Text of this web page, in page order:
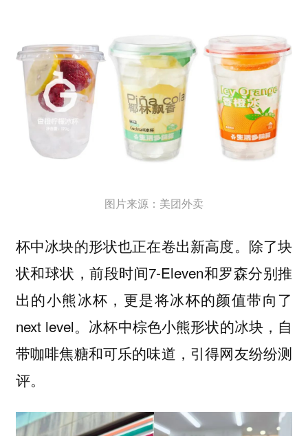
图片来源：美团外卖
杯中冰块的形状也正在卷出新高度。除了块
状和球状，前段时间7-Eleven和罗森分别推
出的小熊冰杯，更是将冰杯的颜值带向了
next level。冰杯中棕色小熊形状的冰块，自
带咖啡焦糖和可乐的味道，引得网友纷纷测
评。